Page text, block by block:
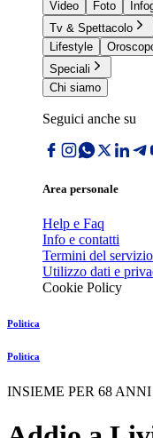
Video
Foto
Tv & Spettacolo
Lifestyle
Speciali
Chi siamo
Seguici anche su
Area personale
Help e Faq
Info e contatti
Termini del servizio
Utilizzo dati e
Cookie Policy
Politica
Politica
INSIEME PER 68 ANNI